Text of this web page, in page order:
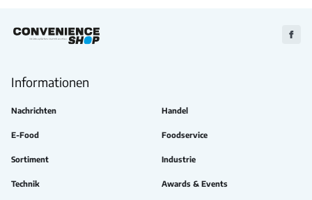
Zu
Informationen
Nachrichten Handel
E-Food Foodservice
Sortiment Industrie
Technik Awards & Events